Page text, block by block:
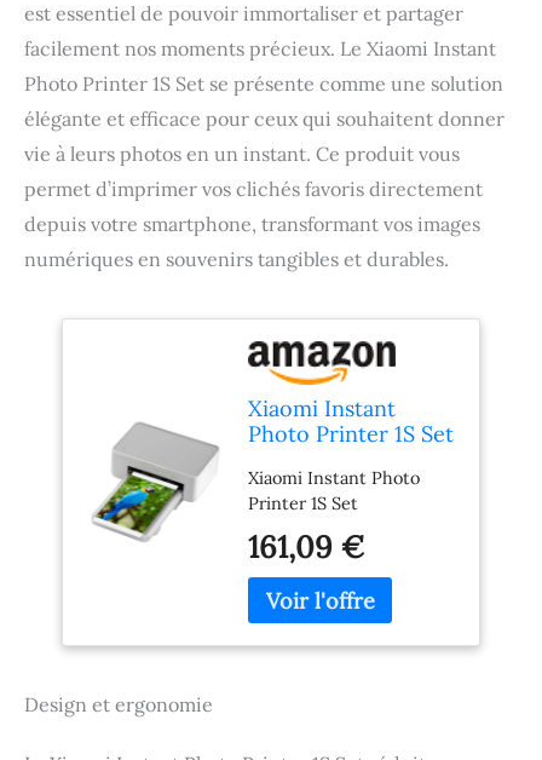
est essentiel de pouvoir immortaliser et partager
facilement nos moments précieux. Le Xiaomi Instant
Photo Printer 1S Set se présente comme une solution
élégante et efficace pour ceux qui souhaitent donner
vie à leurs photos en un instant. Ce produit vous
permet d’imprimer vos clichés favoris directement
depuis votre smartphone, transformant vos images
numériques en souvenirs tangibles et durables.
Xiaomi Instant
Photo Printer 1S Set
Xiaomi Instant Photo
Printer 1S Set
161,09 €
Design et ergonomie